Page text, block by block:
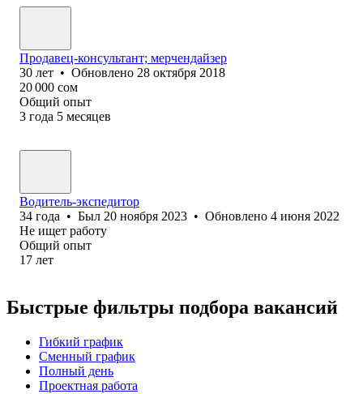
Продавец-консультант; мерчендайзер
30 лет • Обновлено 28 октября 2018
20 000 сом
Общий опыт
3 года 5 месяцев
Водитель-экспедитор
34 года • Был 20 ноября 2023 • Обновлено 4 июня 2022
Не ищет работу
Общий опыт
17 лет
Быстрые фильтры подбора вакансий
Гибкий график
Сменный график
Полный день
Проектная работа